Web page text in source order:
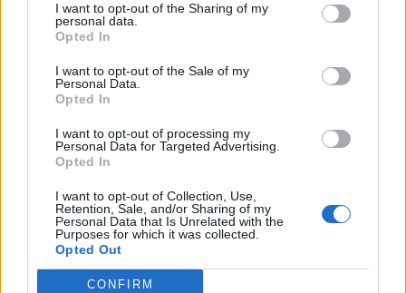
I want to opt-out of the Sharing of my
personal data.
Opted In
I want to opt-out of the Sale of my
Personal Data.
Opted In
I want to opt-out of processing my
Personal Data for Targeted Advertising.
Opted In
I want to opt-out of Collection, Use,
Retention, Sale, and/or Sharing of my
Personal Data that Is Unrelated with the
Purposes for which it was collected.
Opted Out
CONFIRM
vállalkozást fel kell számolni. Az volt a cél,
hogy minden gyilkostói önkormányzati
tulajdon kerüljön vissza az
önkormányzathoz. Nem kell embereket
fizetni azért, hogy havonta 25-30
bérlőnek a számlát kiállítsa és a pénzt
begyűjtse. Mivel az önkormányzati
vagyont egy cég kezeli, nem lehet
közpénzt költeni semmilyen fejlesztésre.
Időközben jött az új vezetés, amely